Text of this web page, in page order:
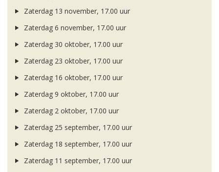
Zaterdag 13 november, 17.00 uur
Zaterdag 6 november, 17.00 uur
Zaterdag 30 oktober, 17.00 uur
Zaterdag 23 oktober, 17.00 uur
Zaterdag 16 oktober, 17.00 uur
Zaterdag 9 oktober, 17.00 uur
Zaterdag 2 oktober, 17.00 uur
Zaterdag 25 september, 17.00 uur
Zaterdag 18 september, 17.00 uur
Zaterdag 11 september, 17.00 uur